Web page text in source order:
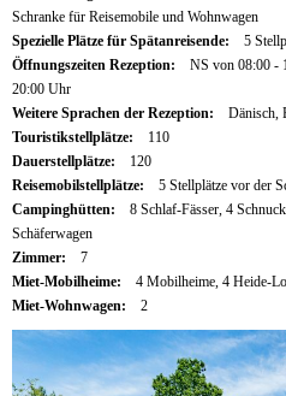
Schranke für Reisemobile und Wohnwagen
Spezielle Plätze für Spätanreisende:
5
Öffnungszeiten Rezeption:
NS von 08:00 -
20:00 Uhr
Weitere Sprachen der Rezeption:
Dänisch,
Touristikstellplätze:
110
Dauerstellplätze:
120
Reisemobilstellplätze:
5 Stellplätze vor der
Campinghütten:
8 Schlaf-Fässer, 4
Schäferwagen
Zimmer:
7
Miet-Mobilheime:
4 Mobilheime, 4 Heide-
Miet-Wohnwagen:
2